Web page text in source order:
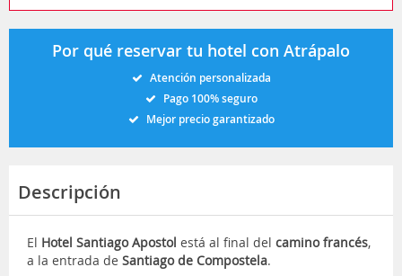
Por qué reservar tu hotel con Atrápalo
Atención personalizada
Pago 100% seguro
Mejor precio garantizado
Descripción
El Hotel Santiago Apostol está al final del camino francés,
a la entrada de Santiago de Compostela.